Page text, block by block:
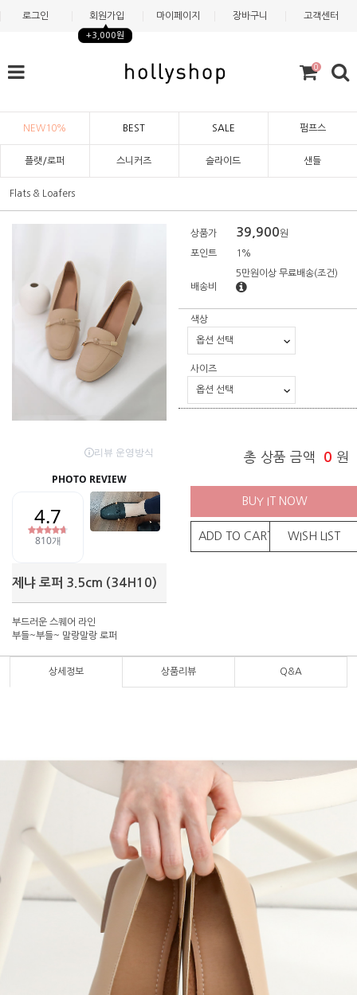
로그인 회원가입
+3,000원
마이페이지 장바구니 고객센터
0
NEW10% BEST SALE 펌프스
플랫/로퍼 스니커즈 슬라이드 샌들
Flats & Loafers
제냐 로퍼 3.5cm (34H10)
부드러운 스퀘어 라인
부들~부들~ 말랑말랑 로퍼
상품가 39,900원
포인트 1%
배송비
5만원이상 무료배송(조건)
색상
사이즈
총 상품 금액 0 원
BUY IT NOW
ADD TO CART WISH LIST
상세정보 상품리뷰 Q&A